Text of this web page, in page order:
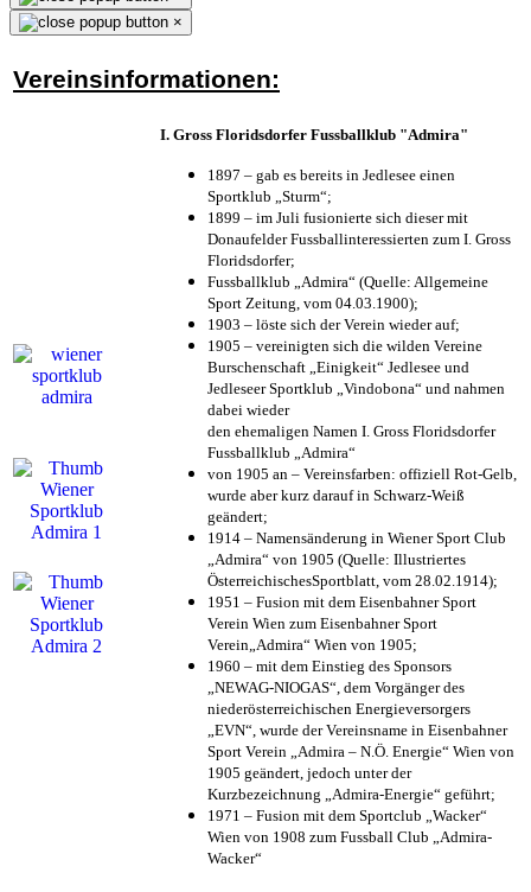
×
Vereinsinformationen:
I. Gross Floridsdorfer Fussballklub "Admira"
1897 – gab es bereits in Jedlesee einen
Sportklub „Sturm“;
1899 – im Juli fusionierte sich dieser mit
Donaufelder Fussballinteressierten zum I. Gross
Floridsdorfer;
Fussballklub „Admira“ (Quelle: Allgemeine
Sport Zeitung, vom 04.03.1900);
1903 – löste sich der Verein wieder auf;
1905 – vereinigten sich die wilden Vereine
Burschenschaft „Einigkeit“ Jedlesee und
Jedleseer Sportklub „Vindobona“ und nahmen
dabei wieder
den ehemaligen Namen I. Gross Floridsdorfer
Fussballklub „Admira“
von 1905 an – Vereinsfarben: offiziell Rot-Gelb,
wurde aber kurz darauf in Schwarz-Weiß
geändert;
1914 – Namensänderung in Wiener Sport Club
„Admira“ von 1905 (Quelle: Illustriertes
ÖsterreichischesSportblatt, vom 28.02.1914);
1951 – Fusion mit dem Eisenbahner Sport
Verein Wien zum Eisenbahner Sport
Verein„Admira“ Wien von 1905;
1960 – mit dem Einstieg des Sponsors
„NEWAG-NIOGAS“, dem Vorgänger des
niederösterreichischen Energieversorgers
„EVN“, wurde der Vereinsname in Eisenbahner
Sport Verein „Admira – N.Ö. Energie“ Wien von
1905 geändert, jedoch unter der
Kurzbezeichnung „Admira-Energie“ geführt;
1971 – Fusion mit dem Sportclub „Wacker“
Wien von 1908 zum Fussball Club „Admira-
Wacker“